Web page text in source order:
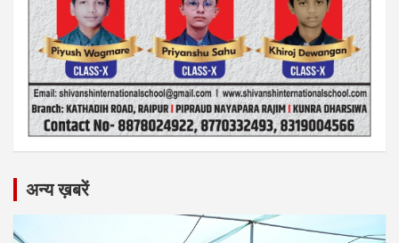
अन्य ख़बरें